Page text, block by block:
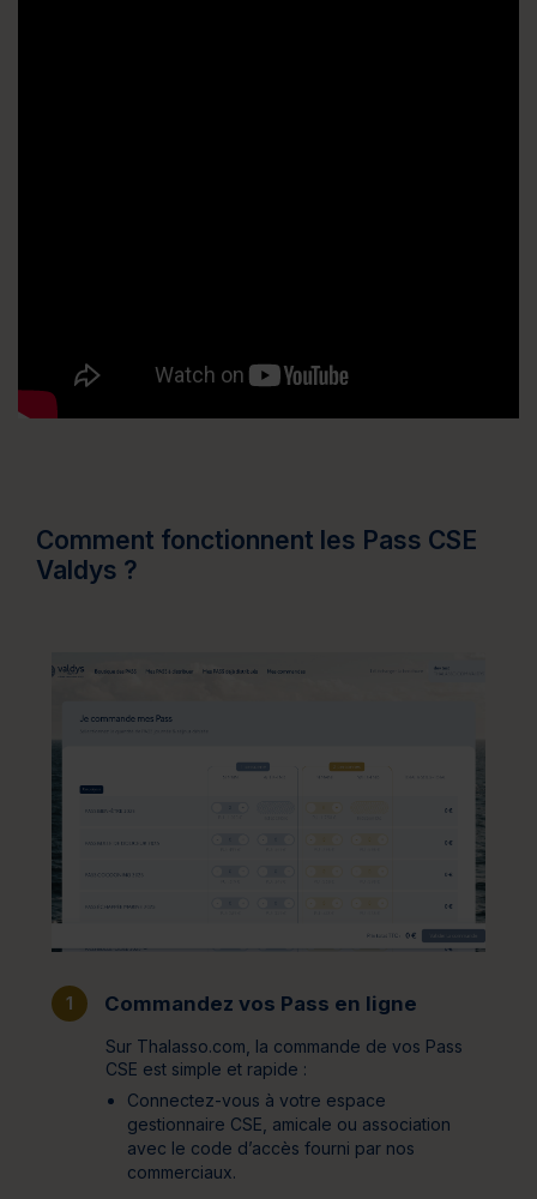
Comment fonctionnent les Pass CSE
Valdys ?
1 Commandez vos Pass en ligne
Sur Thalasso.com, la commande de vos Pass
CSE est simple et rapide :
Connectez-vous à votre espace
gestionnaire CSE, amicale ou association
avec le code d’accès fourni par nos
commerciaux.